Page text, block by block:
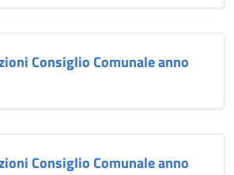
Consiglio Comunale anno
Consiglio Comunale anno